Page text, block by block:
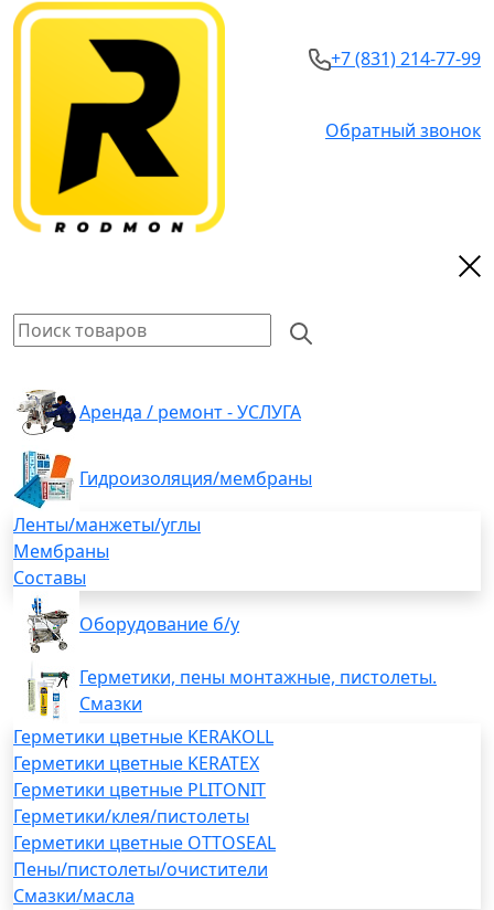
+7 (831) 214-77-99
Обратный звонок
Аренда / ремонт - УСЛУГА
Гидроизоляция/мембраны
Ленты/манжеты/углы
Мембраны
Составы
Оборудование б/у
Герметики, пены монтажные, пистолеты.
Смазки
Герметики цветные KERAKOLL
Герметики цветные KERATEX
Герметики цветные PLITONIT
Герметики/клея/пистолеты
Герметики цветные OTTOSEAL
Пены/пистолеты/очистители
Смазки/масла